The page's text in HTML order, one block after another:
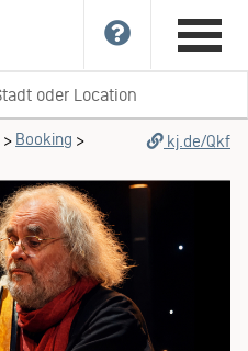
> Booking >
kj.de/Qkf